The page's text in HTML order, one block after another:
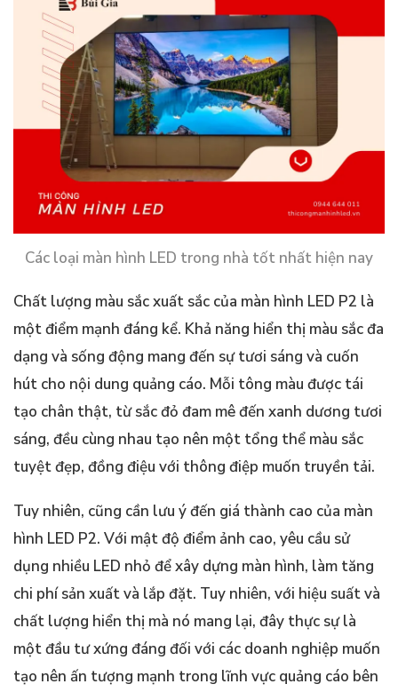
Các loại màn hình LED trong nhà tốt nhất hiện nay
Chất lượng màu sắc xuất sắc của màn hình LED P2 là
một điểm mạnh đáng kể. Khả năng hiển thị màu sắc đa
dạng và sống động mang đến sự tươi sáng và cuốn
hút cho nội dung quảng cáo. Mỗi tông màu được tái
tạo chân thật, từ sắc đỏ đam mê đến xanh dương tươi
sáng, đều cùng nhau tạo nên một tổng thể màu sắc
tuyệt đẹp, đồng điệu với thông điệp muốn truyền tải.
Tuy nhiên, cũng cần lưu ý đến giá thành cao của màn
hình LED P2. Với mật độ điểm ảnh cao, yêu cầu sử
dụng nhiều LED nhỏ để xây dựng màn hình, làm tăng
chi phí sản xuất và lắp đặt. Tuy nhiên, với hiệu suất và
chất lượng hiển thị mà nó mang lại, đây thực sự là
một đầu tư xứng đáng đối với các doanh nghiệp muốn
tạo nên ấn tượng mạnh trong lĩnh vực quảng cáo bên